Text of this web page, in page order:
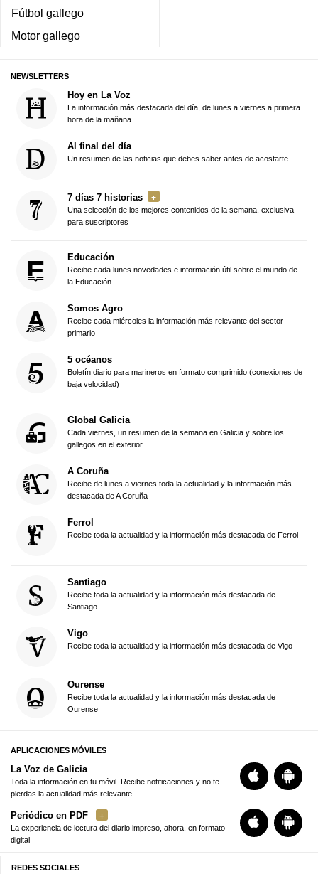
Fútbol gallego
Motor gallego
NEWSLETTERS
Hoy en La Voz
La información más destacada del día, de lunes a viernes a primera
hora de la mañana
Al final del día
Un resumen de las noticias que debes saber antes de acostarte
7 días 7 historias
Una selección de los mejores contenidos de la semana, exclusiva
para suscriptores
Educación
Recibe cada lunes novedades e información útil sobre el mundo de
la Educación
Somos Agro
Recibe cada miércoles la información más relevante del sector
primario
5 océanos
Boletín diario para marineros en formato comprimido (conexiones de
baja velocidad)
Global Galicia
Cada viernes, un resumen de la semana en Galicia y sobre los
gallegos en el exterior
A Coruña
Recibe de lunes a viernes toda la actualidad y la información más
destacada de A Coruña
Ferrol
Recibe toda la actualidad y la información más destacada de Ferrol
Santiago
Recibe toda la actualidad y la información más destacada de
Santiago
Vigo
Recibe toda la actualidad y la información más destacada de Vigo
Ourense
Recibe toda la actualidad y la información más destacada de
Ourense
APLICACIONES MÓVILES
La Voz de Galicia
Toda la información en tu móvil. Recibe notificaciones y no te
pierdas la actualidad más relevante
Periódico en PDF
La experiencia de lectura del diario impreso, ahora, en formato
digital
REDES SOCIALES